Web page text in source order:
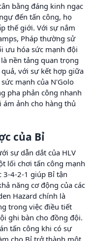
bằng đáng kinh ngạc
đến tấn công, họ
thế giới. Với sự nắm
Pháp thường sử
ưu hóa sức mạnh đội
nền tảng quan trọng
với sự kết hợp giữa
mạnh của N'Golo
pha phản công nhanh
ám ảnh cho hàng thủ
của Bỉ
sự dẫn dắt của HLV
lối chơi tấn công mạnh
3-4-2-1 giúp Bỉ tận
năng cơ động của các
Hazard chính là
trong việc điều tiết
ghi bàn cho đồng đội.
tấn công khi có sự
cho Bỉ trở thành một